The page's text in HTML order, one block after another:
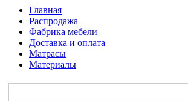
Главная
Распродажа
Фабрика мебели
Доставка и оплата
Матрасы
Материалы